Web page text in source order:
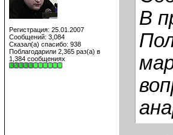
Регистрация: 25.01.2007
Сообщений: 3,084
Сказал(а) спасибо: 938
Поблагодарили 2,365 раз(а) в
1,384 сообщениях
В